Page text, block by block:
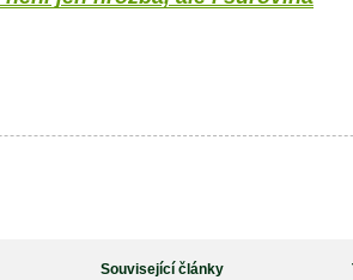
Související články